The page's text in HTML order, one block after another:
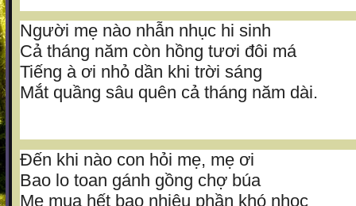
Người mẹ nào nhẫn nhục hi sinh
Cả tháng năm còn hồng tươi đôi má
Tiếng à ơi nhỏ dần khi trời sáng
Mắt quầng sâu quên cả tháng năm dài.
Đến khi nào con hỏi mẹ, mẹ ơi
Bao lo toan gánh gồng chợ búa
Mẹ mua hết bao nhiêu phần khó nhọc